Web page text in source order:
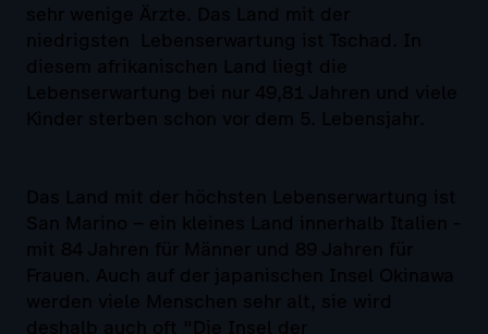
sehr wenige Ärzte. Das Land mit der
niedrigsten Lebenserwartung ist Tschad. In
diesem afrikanischen Land liegt die
Lebenserwartung bei nur 49,81 Jahren und viele
Kinder sterben schon vor dem 5. Lebensjahr.
Das Land mit der höchsten Lebenserwartung ist
San Marino – ein kleines Land innerhalb Italien -
mit 84 Jahren für Männer und 89 Jahren für
Frauen. Auch auf der japanischen Insel Okinawa
werden viele Menschen sehr alt, sie wird
deshalb auch oft "Die Insel der